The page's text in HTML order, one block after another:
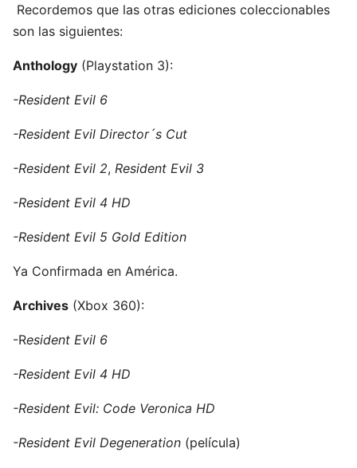
Recordemos que las otras ediciones coleccionables
son las siguientes:
Anthology (Playstation 3):
-Resident Evil 6
-Resident Evil Director´s Cut
-Resident Evil 2, Resident Evil 3
-Resident Evil 4 HD
-Resident Evil 5 Gold Edition
Ya Confirmada en América.
Archives (Xbox 360):
-Resident Evil 6
-Resident Evil 4 HD
-Resident Evil: Code Veronica HD
-Resident Evil Degeneration (película)